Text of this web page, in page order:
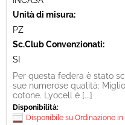
Unità di misura:
PZ
Sc.Club Convenzionati:
SI
Per questa federa è stato
sue numerose qualità:
cotone. Lyocell è [...]
Disponibilità:
Disponibile su Ordinazione